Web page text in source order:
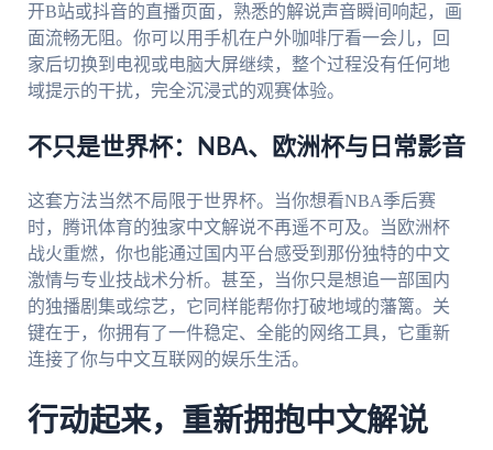
开B站或抖音的直播页面，熟悉的解说声音瞬间响起，画
面流畅无阻。你可以用手机在户外咖啡厅看一会儿，回
家后切换到电视或电脑大屏继续，整个过程没有任何地
域提示的干扰，完全沉浸式的观赛体验。
不只是世界杯：NBA、欧洲杯与日常影音
这套方法当然不局限于世界杯。当你想看NBA季后赛
时，腾讯体育的独家中文解说不再遥不可及。当欧洲杯
战火重燃，你也能通过国内平台感受到那份独特的中文
激情与专业技战术分析。甚至，当你只是想追一部国内
的独播剧集或综艺，它同样能帮你打破地域的藩篱。关
键在于，你拥有了一件稳定、全能的网络工具，它重新
连接了你与中文互联网的娱乐生活。
行动起来，重新拥抱中文解说